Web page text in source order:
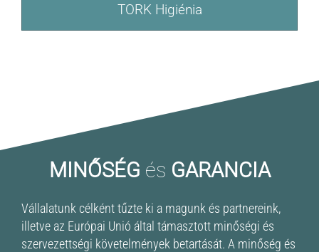
TORK Higiénia
MINŐSÉG és GARANCIA
Vállalatunk célként tűzte ki a magunk és partnereink,
illetve az Európai Unió által támasztott minőségi és
szervezettségi követelmények betartását. A minőség és